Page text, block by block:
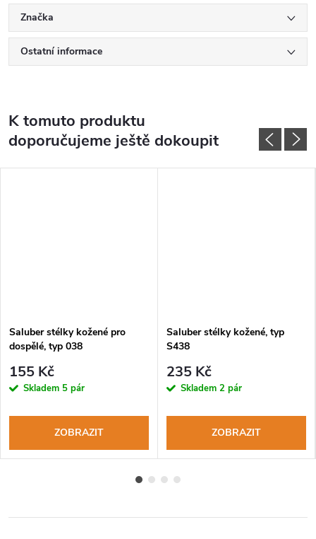
Značka
Ostatní informace
K tomuto produktu
doporučujeme ještě dokoupit
Saluber stélky kožené pro
dospělé, typ 038
155 Kč
Skladem 5 pár
ZOBRAZIT
Saluber stélky kožené, typ
S438
235 Kč
Skladem 2 pár
ZOBRAZIT